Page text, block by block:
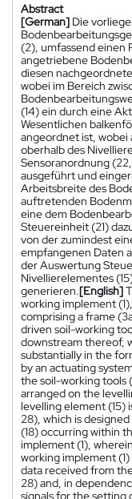
Abstract
[German] Die
(2), umfassend einen
angetriebene
diesen
wobei im Bereich
(14) ein durch eine
Wesentlichen
angeordnet ist, wobei
oberhalb des
Sensoranordnung
ausgeführt und
Arbeitsbreite des
auftretenden
eine dem
Steuereinheit (21)
von der zumindest
empfangenen Daten
der Auswertung
Nivellierelementes
generieren.[English]
working implement
comprising a frame
driven soil-working
downstream thereof,
substantially in the
by an actuating
the soil-working tools
arranged on the
levelling element (15)
28), which is
(18) occurring within
implement (1),
working implement
data received from
28) and, in
signals for the setting